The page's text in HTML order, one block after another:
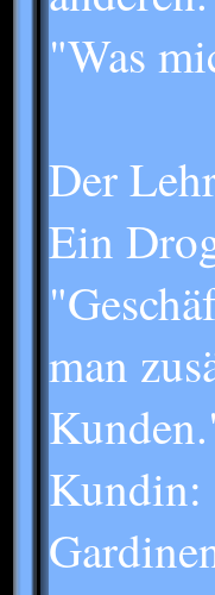
"Was
Der
Ein
man
Kundin: